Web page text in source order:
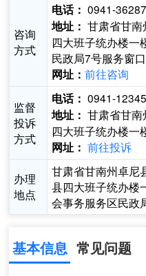
咨询
方式
电话： 0941-
地址： 甘肃省甘
四大班子统办楼一
民政局7号服务窗口
网址：前往咨询
监督
投诉
方式
电话： 0941-12345
地址： 甘肃省甘
四大班子统办楼一
网址： 前往投诉
办理
地点
甘肃省甘南州卓尼
县四大班子统办楼
会事务服务区民政
基本信息 常见问题